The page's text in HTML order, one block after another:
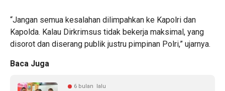
“Jangan semua kesalahan dilimpahkan ke Kapolri dan
Kapolda. Kalau Dirkrimsus tidak bekerja maksimal, yang
disorot dan diserang publik justru pimpinan Polri,” ujarnya.
Baca Juga
6 bulan lalu